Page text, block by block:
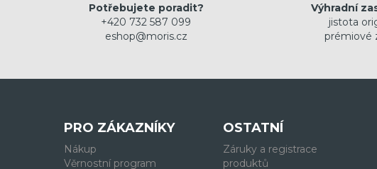
Potřebujete poradit?
+420 732 587 099
eshop@moris.cz
Výhradní
jistota
prémiové
PRO ZÁKAZNÍKY
Nákup
Věrnostní program
OSTATNÍ
Záruky a registrace
produktů